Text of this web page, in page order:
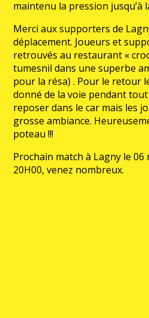
maintenu la pression jusqu’à
Merci aux supporters de
déplacement. Joueurs et
retrouvés au restaurant «
tumesnil dans une superbe
pour la résa) . Pour le retour
donné de la voie pendant
reposer dans le car mais les
grosse ambiance.
poteau !!!
Prochain match à Lagny le 06
20H00, venez nombreux.